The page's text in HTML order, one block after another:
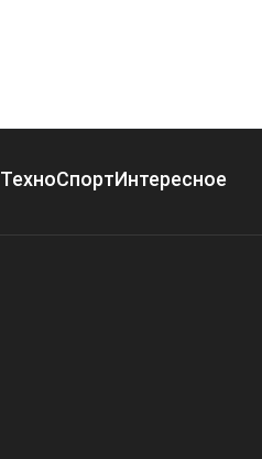
ТехноСпортИнтересное